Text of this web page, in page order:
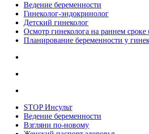
Ведение беременности
Гинеколог-эндокринолог
Детский гинеколог
Осмотр гинеколога на раннем сроке
Планирование беременности у
STOP Инсульт
Ведение беременности
Взгляни по-новому